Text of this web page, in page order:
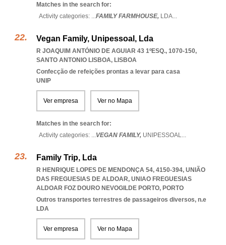
Matches in the search for:
Activity categories: ...FAMILY FARMHOUSE, LDA...
Vegan Family, Unipessoal, Lda
R JOAQUIM ANTÓNIO DE AGUIAR 43 1ºESQ., 1070-150,
SANTO ANTONIO LISBOA, LISBOA
Confecção de refeições prontas a levar para casa
UNIP
Ver empresa Ver no Mapa
Matches in the search for:
Activity categories: ...VEGAN FAMILY, UNIPESSOAL...
Family Trip, Lda
R HENRIQUE LOPES DE MENDONÇA 54, 4150-394, UNIÃO
DAS FREGUESIAS DE ALDOAR, UNIAO FREGUESIAS
ALDOAR FOZ DOURO NEVOGILDE PORTO, PORTO
Outros transportes terrestres de passageiros diversos, n.e
LDA
Ver empresa Ver no Mapa